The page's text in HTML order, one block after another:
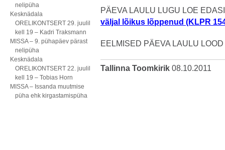
nelipüha
Kesknädala
ORELIKONTSERT 29. juulil
kell 19 – Kadri Traksmann
MISSA – 9. pühapäev pärast
nelipüha
Kesknädala
ORELIKONTSERT 22. juulil
kell 19 – Tobias Horn
MISSA – Issanda muutmise
püha ehk kirgastamispüha
PÄEVA LAULU LUGU LOE
väljal lõikus lõppenud (KLPR
EELMISED PÄEVA LAULU
Tallinna Toomkirik 08.10.2011